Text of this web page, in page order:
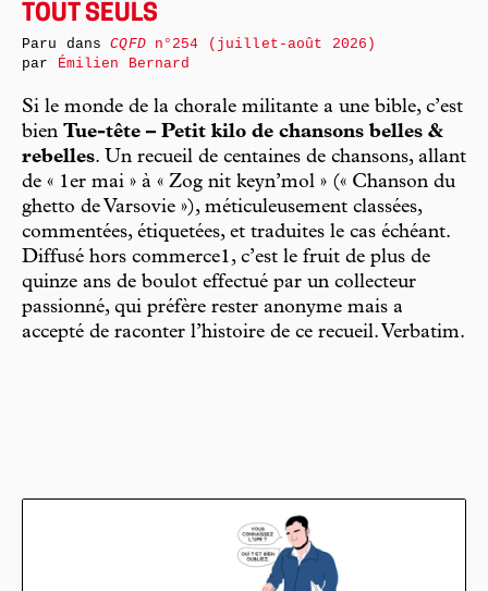
TOUT SEULS
Paru dansCQFDn°254 (juillet-août 2026)
par Émilien Bernard
Si le monde de la chorale militante a une bible, c’est
bien Tue-tête – Petit kilo de chansons belles &
rebelles. Un recueil de centaines de chansons, allant
de « 1er mai » à « Zog nit keyn’mol » (« Chanson du
ghetto de Varsovie »), méticuleusement classées,
commentées, étiquetées, et traduites le cas échéant.
Diffusé hors commerce1, c’est le fruit de plus de
quinze ans de boulot effectué par un collecteur
passionné, qui préfère rester anonyme mais a
accepté de raconter l’histoire de ce recueil. Verbatim.